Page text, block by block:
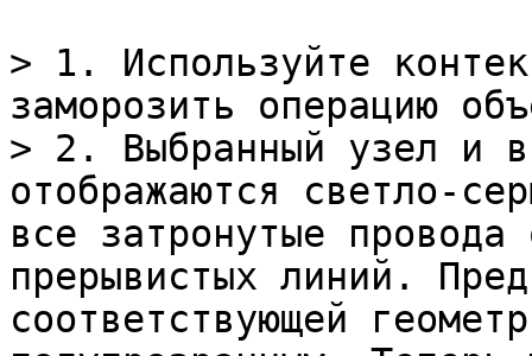
> 1. Используйте
заморозить операцию
> 2. Выбранный узел и
отображаются светло-
все затронутые
прерывистых линий.
соответствующей